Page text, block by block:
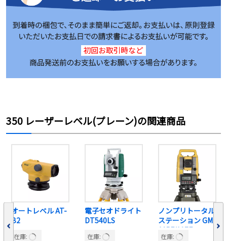
350 レーザーレベル(プレーン)の関連商品
オートレベル AT-
B2
在庫:
電子セオドライト
DT540LS
在庫:
ノンプリトータル
ステーション GM-
105F/107F
在庫: